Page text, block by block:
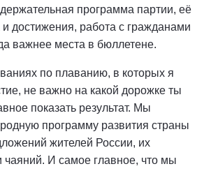
программа партии, её
достижения, работа с гражданами
важнее места в бюллетене.
по плаванию, в которых я
не важно на какой дорожке ты
показать результат. Мы
программу развития страны
жителей России, их
чаяний. И самое главное, что мы